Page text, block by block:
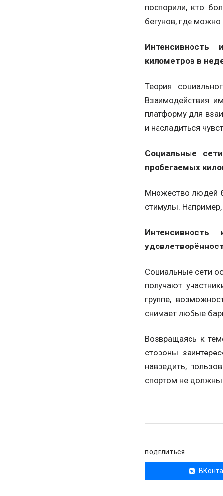
поспорили, кто
бегунов, где
Интенсивность
километров в
Теория
Взаимодействия
платформу для
и насладиться
Социальные
пробегаемых
Множество людей
стимулы. Например,
Социальные сети
получают
группе,
снимает любые
Возвращаясь к
стороны
навредить,
спортом не должны
ПОДЕЛИТЬСЯ